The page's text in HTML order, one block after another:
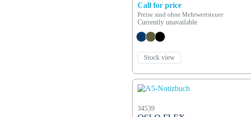
Call for price
Preise sind ohne Mehrwertsteuer
Currently unavailable
Stock view
34539